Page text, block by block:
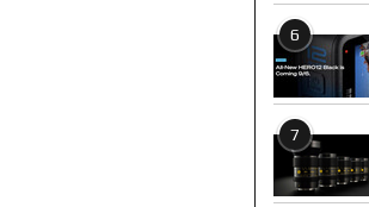
6
7